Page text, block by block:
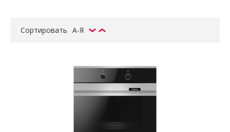
Сортировать А-Я